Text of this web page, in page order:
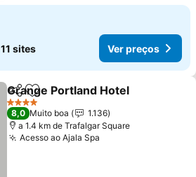
11 sites Ver preços
PartilharAdicionar aos favoritos
Grange Portland Hotel
4 Estrelas
8,0 Muito boa
1.136
a 1.4 km de Trafalgar Square
Acesso ao Ajala Spa